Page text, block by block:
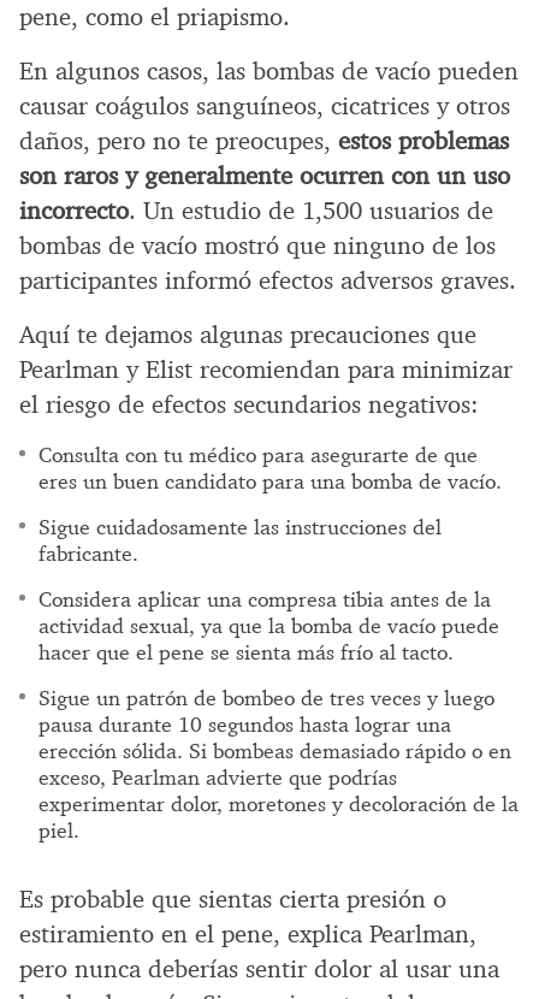
pene, como el priapismo.
En algunos casos, las bombas de vacío pueden
causar coágulos sanguíneos, cicatrices y otros
daños, pero no te preocupes, estos problemas
son raros y generalmente ocurren con un uso
incorrecto. Un estudio de 1,500 usuarios de
bombas de vacío mostró que ninguno de los
participantes informó efectos adversos graves.
Aquí te dejamos algunas precauciones que
Pearlman y Elist recomiendan para minimizar
el riesgo de efectos secundarios negativos:
Consulta con tu médico para asegurarte de que
eres un buen candidato para una bomba de vacío.
Sigue cuidadosamente las instrucciones del
fabricante.
Considera aplicar una compresa tibia antes de la
actividad sexual, ya que la bomba de vacío puede
hacer que el pene se sienta más frío al tacto.
Sigue un patrón de bombeo de tres veces y luego
pausa durante 10 segundos hasta lograr una
erección sólida. Si bombeas demasiado rápido o en
exceso, Pearlman advierte que podrías
experimentar dolor, moretones y decoloración de la
piel.
Es probable que sientas cierta presión o
estiramiento en el pene, explica Pearlman,
pero nunca deberías sentir dolor al usar una